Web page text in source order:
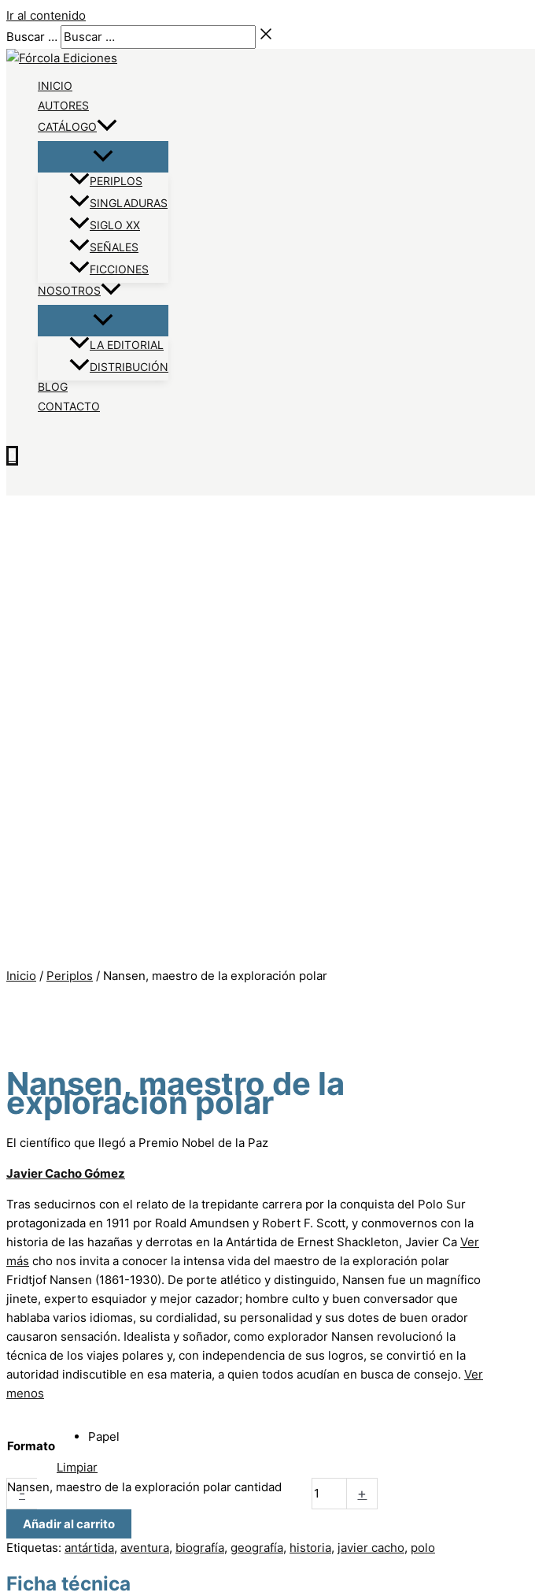
Ir al contenido
Buscar …
INICIO
AUTORES
CATÁLOGO
PERIPLOS
SINGLADURAS
SIGLO XX
SEÑALES
FICCIONES
NOSOTROS
LA EDITORIAL
DISTRIBUCIÓN
BLOG
CONTACTO
Inicio / Periplos / Nansen, maestro de la exploración polar
Nansen, maestro de la
exploración polar
El científico que llegó a Premio Nobel de la Paz
Javier Cacho Gómez
Tras seducirnos con el relato de la trepidante carrera por la conquista del Polo Sur
protagonizada en 1911 por Roald Amundsen y Robert F. Scott, y conmovernos con la
historia de las hazañas y derrotas en la Antártida de Ernest Shackleton, Javier Ca Ver
más cho nos invita a conocer la intensa vida del maestro de la exploración polar
Fridtjof Nansen (1861-1930). De porte atlético y distinguido, Nansen fue un magnífico
jinete, experto esquiador y mejor cazador; hombre culto y buen conversador que
hablaba varios idiomas, su cordialidad, su personalidad y sus dotes de buen orador
causaron sensación. Idealista y soñador, como explorador Nansen revolucionó la
técnica de los viajes polares y, con independencia de sus logros, se convirtió en la
autoridad indiscutible en esa materia, a quien todos acudían en busca de consejo. Ver
menos
Formato
Papel
Limpiar
-
Nansen, maestro de la exploración polar cantidad +
Añadir al carrito
Etiquetas: antártida, aventura, biografía, geografía, historia, javier cacho, polo
Ficha técnica